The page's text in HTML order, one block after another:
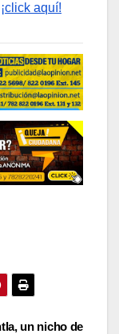
¡click aquí!
un nicho de